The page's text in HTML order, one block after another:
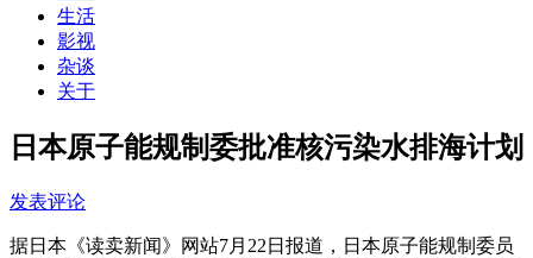
生活
影视
杂谈
关于
日本原子能规制委批准核污染水排海计划
发表评论
据日本《读卖新闻》网站7月22日报道，日本原子能规制委员